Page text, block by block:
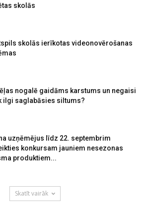
skolās
skolās ierīkotas videonovērošanas
nogalē gaidāms karstums un negaisi
ilgi saglabāsies siltums?
uzņēmējus līdz 22. septembrim
konkursam jauniem nesezonas
produktiem...
Skatīt vairāk